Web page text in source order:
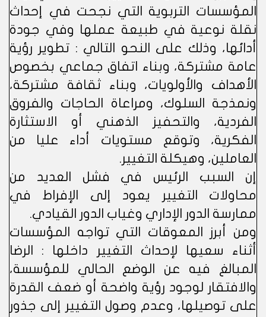
المؤسسات التربوية التي نجحت في إحداث
نقلة نوعية في طبيعة عملها وفي جودة
أدائها، وذلك على النحو التالي : تطوير رؤية
عامة مشتركة، وبناء اتفاق جماعي بخصوص
الأهداف والأولويات، وبناء ثقافة مشتركة،
ونمذجة السلوك، ومراعاة الحاجات والفروق
الفردية، والتحفيز الذهني أو الاستثارة
الفكرية، وتوقع مستويات أداء عليا من
العاملين، وهيكلة التغيير.
إن السبب الرئيس في فشل العديد من
محاولات التغيير يعود إلى الإفراط في
ممارسة الدور الإداري وغياب الدور القيادي.
ومن أبرز المعوقات التي تواجه المؤسسات
أثناء سعيها لإحداث التغيير داخلها : الرضا
المبالغ فيه عن الوضع الحالي للمؤسسة،
والافتقار لوجود رؤية واضحة أو ضعف القدرة
على توصيلها، وعدم وصول التغيير إلى جذور